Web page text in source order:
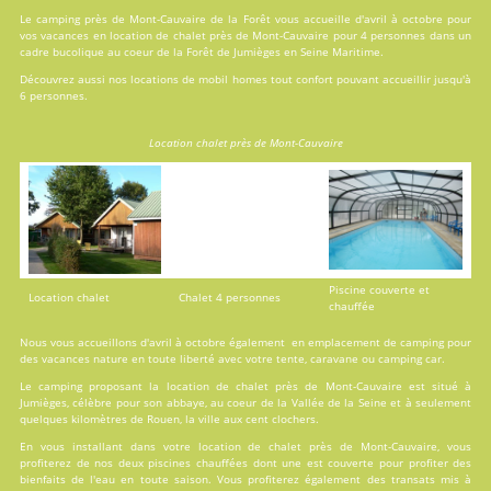
Le camping près de Mont-Cauvaire de la Forêt vous accueille d'avril à octobre pour
vos vacances en locationde chalet près de Mont-Cauvaire pour 4 personnes dans un
cadre bucolique au coeur de la Forêt de Jumièges en Seine Maritime.
Découvrez aussi nos locations de mobil homestout confort pouvant accueillir jusqu'à
6 personnes.
Location chalet près de Mont-Cauvaire
Location chalet Chalet 4 personnes
Piscine couverte et
chauffée
Nous vous accueillons d'avril à octobre également en emplacement de camping pour
des vacances nature en toute liberté avec votre tente, caravane ou camping car.
Le camping proposant la location de chalet près de Mont-Cauvaire est situé à
Jumièges, célèbre pour son abbaye, au coeur de la Vallée de la Seine et à seulement
quelques kilomètres de Rouen, la ville aux cent clochers.
En vous installant dans votre location de chalet près de Mont-Cauvaire, vous
profiterez de nos deux piscines chauffées dont une est couverte pour profiter des
bienfaits de l'eau en toute saison. Vous profiterez également des transats mis à